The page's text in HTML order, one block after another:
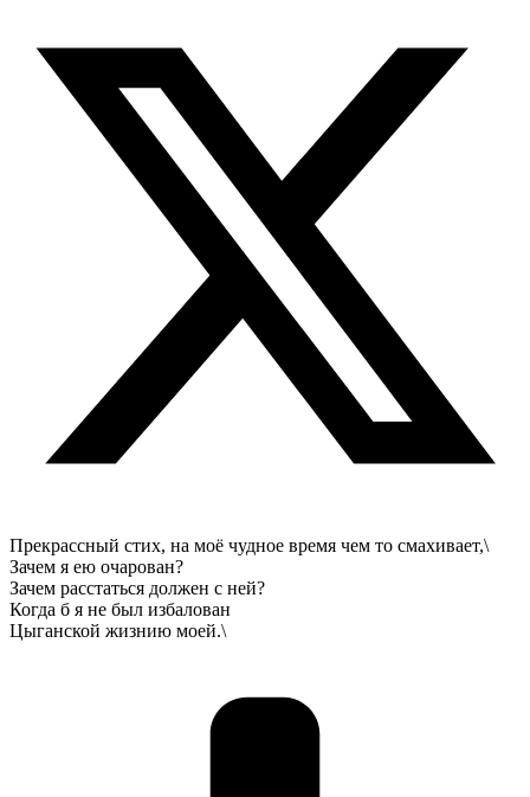
Прекрассный стих, на моё чудное время чем то смахивает,\
Зачем я ею очарован?
Зачем расстаться должен с ней?
Когда б я не был избалован
Цыганской жизнию моей.\